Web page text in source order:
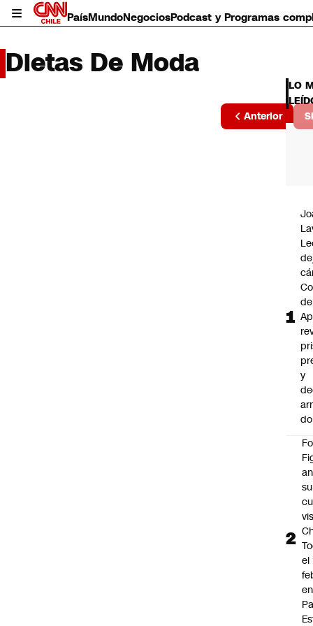
PaísMundoNegociosPodcast y Programas
Dietas De Moda
Página
2 de 1
Anterior
LO
de
y
su
el